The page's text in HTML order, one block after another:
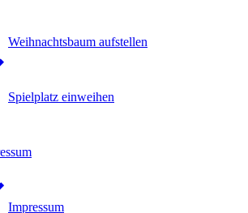
Weihnachtsbaum aufstellen
Spielplatz einweihen
Impressum